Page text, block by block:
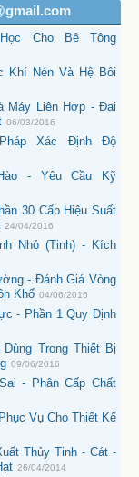
Cho Bê Tông
Khí Nén Và Hệ Bôi
Máy Liên Hợp - Đai
06/03/2016
Xác Định Độ
- Yêu Cầu Kỹ
30 Cấp Hiệu Suất
24/04/2016
Nhỏ (Tinh) - Kích
- Đánh Giá Vòng
Khổ 04/06/2016
- Phần 1 Quy Định
Trong Thiết Bị
09/06/2016
- Phân Cấp Chất
Vụ Cho Thiết Kế
Thủy Tinh - Cát -
26/04/2014